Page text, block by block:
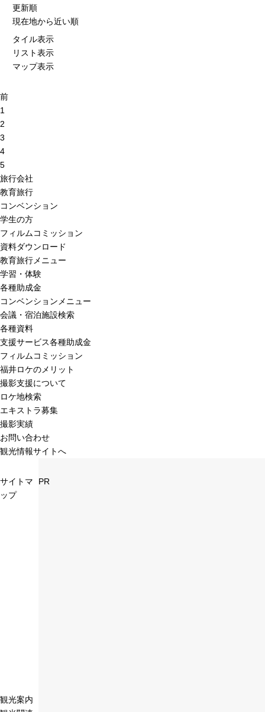
更新順
現在地から近い順
タイル表示
リスト表示
マップ表示
前
1
2
3
4
5
旅行会社
教育旅行
コンベンション
学生の方
フィルムコミッション
資料ダウンロード
教育旅行メニュー
学習・体験
各種助成金
コンベンションメニュー
会議・宿泊施設検索
各種資料
支援サービス各種助成金
フィルムコミッション
福井ロケのメリット
撮影支援について
ロケ地検索
エキストラ募集
撮影実績
お問い合わせ
観光情報サイトへ
サイトマ
ップ
観光案内
PR